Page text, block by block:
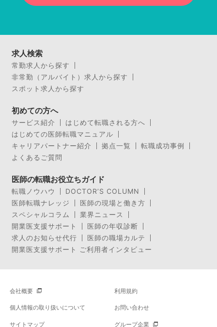
求人検索
常勤求人から探す
非常勤（アルバイト）求人から探す
スポット求人から探す
初めての方へ
サービス紹介
はじめて転職される方へ
はじめての医師転職マニュアル
キャリアパートナー紹介
拠点一覧
転職成功事例
よくあるご質問
医師の転職お役立ちガイド
転職ノウハウ
DOCTOR’S COLUMN
医師転職ナレッジ
医師の現場と働き方
スペシャルコラム
業界ニュース
開業医支援サポート
医師の年収診断
求人のお知らせ代行
医師の職場カルテ
開業医支援サポート ご利用者インタビュー
会社概要 利用規約
個人情報の取り扱いについて お問い合わせ
サイトマップ グループ企業